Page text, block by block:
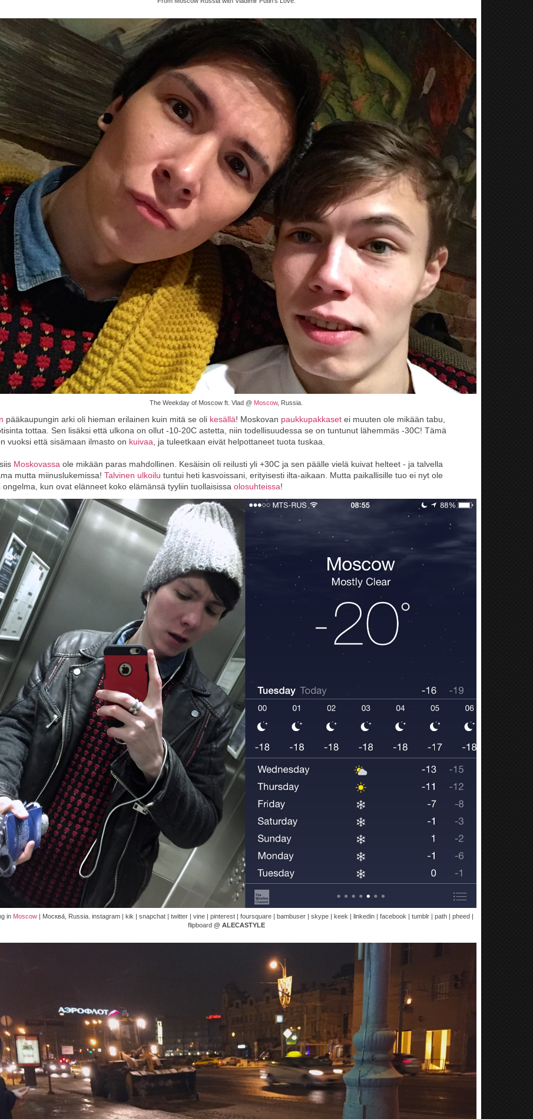
The Weekday of Moscow ft. Vlad @ Moscow, Russia.
pääkaupungin arki oli hieman erilainen kuin mitä se oli kesällä! Moskovan paukkupakkaset ei muuten ole mikään tabu,
tottaa. Sen lisäksi että ulkona on ollut -10-20C astetta, niin todellisuudessa se on tuntunut lähemmäs -30C! Tämä
vuoksi että sisämaan ilmasto on kuivaa , ja tuleetkaan eivät helpottaneet tuota tuskaa.
Moskovassa ole mikään paras mahdollinen. Kesäisin oli reilusti yli +30C ja sen päälle vielä kuivat helteet - ja talvella
mutta miinuslukemissa! Talvinen ulkoilu tuntui heti kasvoissani, erityisesti ilta-aikaan. Mutta paikallisille tuo ei nyt ole
ongelma, kun ovat elänneet koko elämänsä tyyliin tuollaisissa olosuhteissa!
in Moscow| Москва́, Russia. instagram | kik | snapchat | twitter | vine | pinterest | foursquare | bambuser | skype | keek | linkedin | facebook | tumblr | path | pheed |
flipboard @ ALECASTYLE